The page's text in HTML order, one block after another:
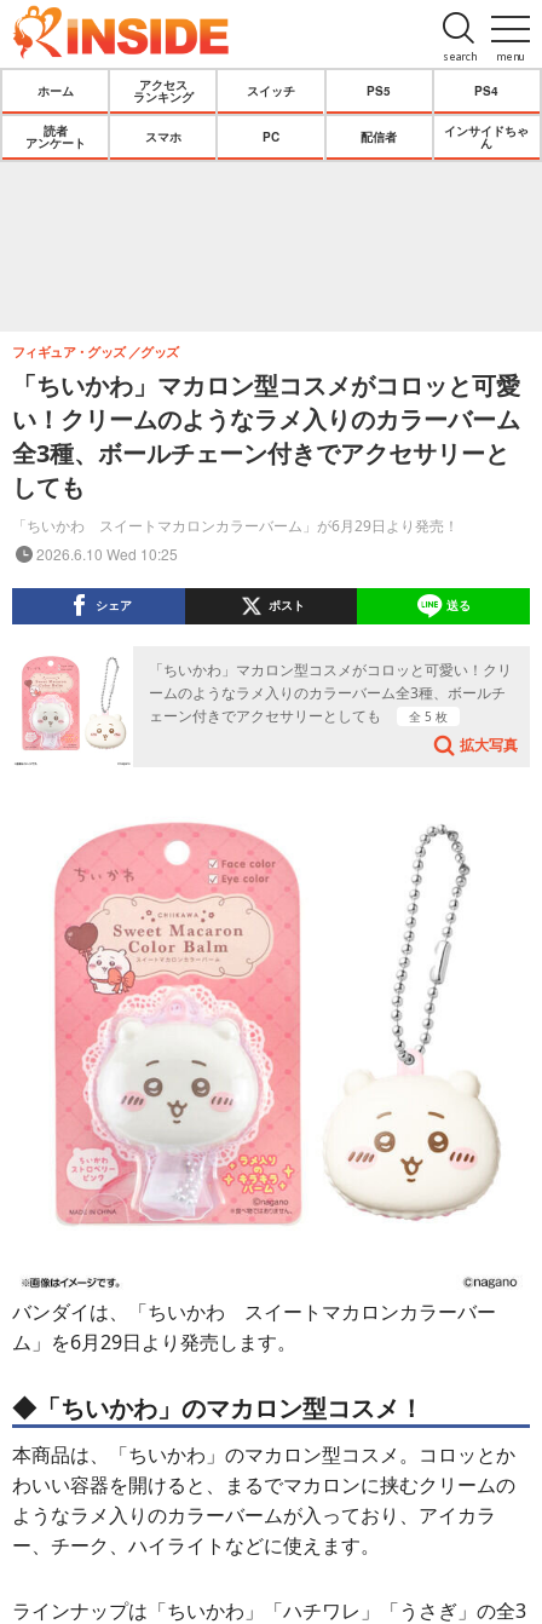
menu
search
ホーム
アクセス
ランキング
スイッチ PS5 PS4
読者
アンケート
スマホ PC 配信者
インサイドちゃ
ん
「ちいかわ」マカロン型コスメがコロッと可愛
い！クリームのようなラメ入りのカラーバーム
全3種、ボールチェーン付きでアクセサリーと
しても
「ちいかわ スイートマカロンカラーバーム」が6月29日より発売！
フィギュア・グッズ グッズ
2026.6.10 Wed 10:25
シェア ポスト 送る
「ちいかわ」マカロン型コスメがコロッと可愛い！クリ
ームのようなラメ入りのカラーバーム全3種、ボールチ
ェーン付きでアクセサリーとしても
全 5 枚
拡大写真
バンダイは、「ちいかわ スイートマカロンカラーバー
ム」を6月29日より発売します。
◆「ちいかわ」のマカロン型コスメ！
本商品は、「ちいかわ」のマカロン型コスメ。コロッとか
わいい容器を開けると、まるでマカロンに挟むクリームの
ようなラメ入りのカラーバームが入っており、アイカラ
ー、チーク、ハイライトなどに使えます。
ラインナップは「ちいかわ」「ハチワレ」「うさぎ」の全3